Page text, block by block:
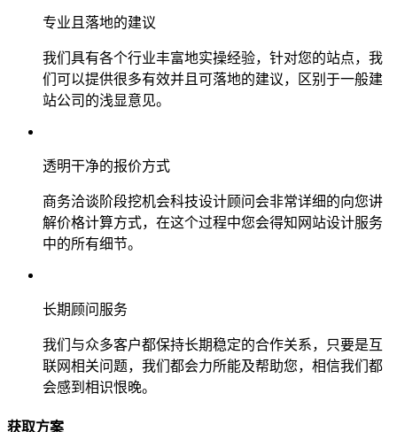
专业且落地的建议
我们具有各个行业丰富地实操经验，针对您的站点，我
们可以提供很多有效并且可落地的建议，区别于一般建
站公司的浅显意见。
透明干净的报价方式
商务洽谈阶段挖机会科技设计顾问会非常详细的向您讲
解价格计算方式，在这个过程中您会得知网站设计服务
中的所有细节。
长期顾问服务
我们与众多客户都保持长期稳定的合作关系，只要是互
联网相关问题，我们都会力所能及帮助您，相信我们都
会感到相识恨晚。
获取方案